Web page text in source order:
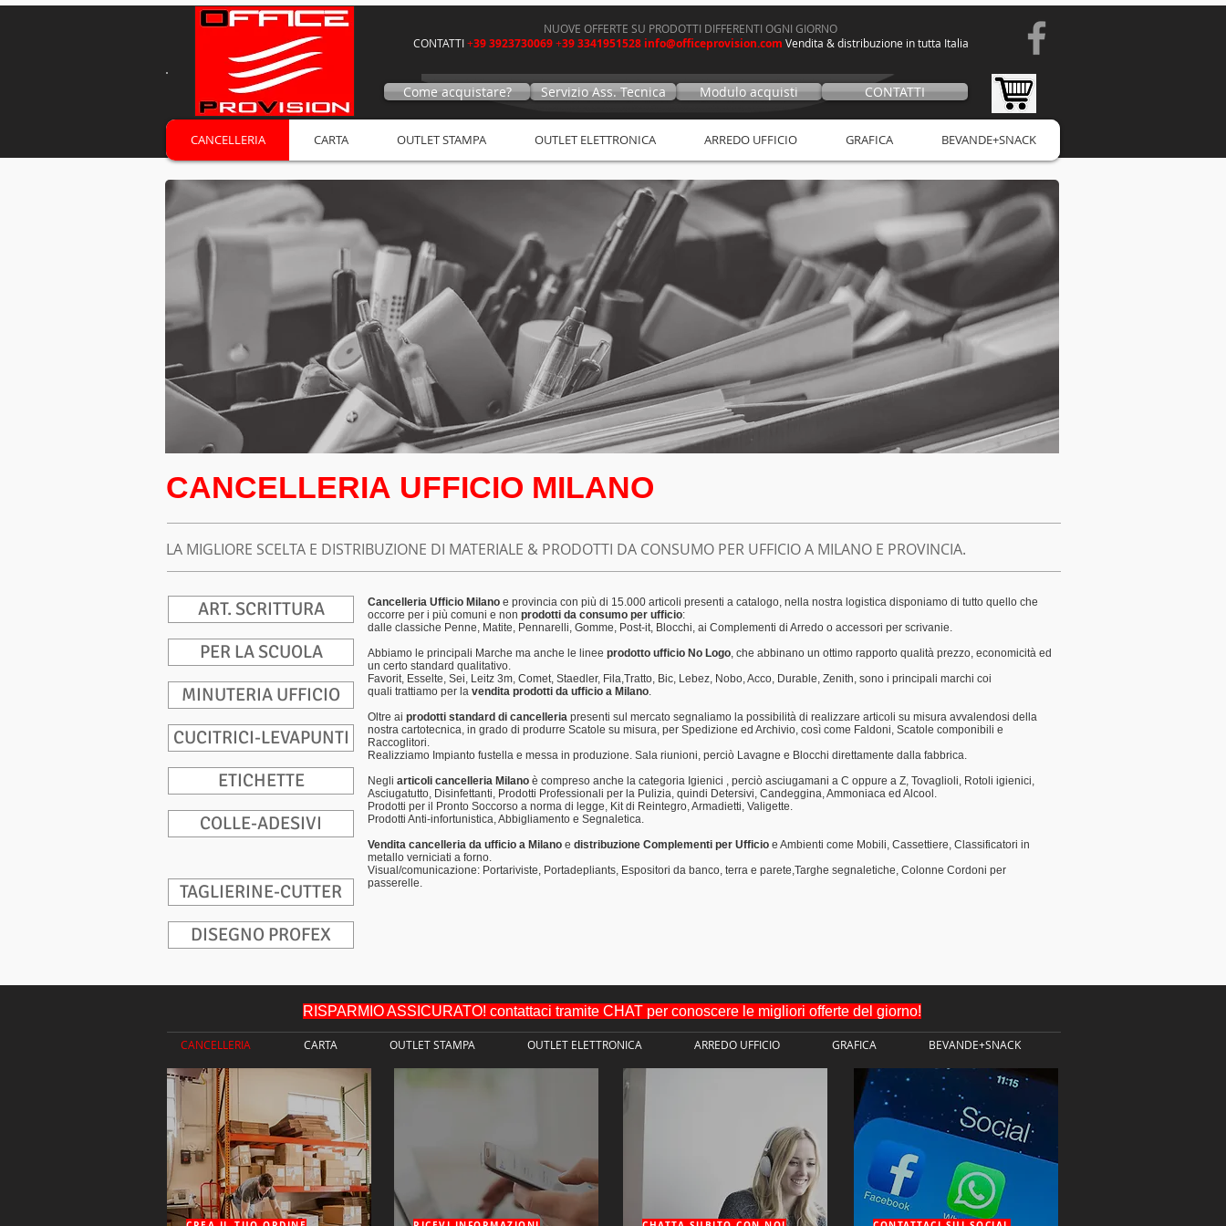
Modulo acquisti
Servizio Ass. Tecnica
Come acquistare? CONTATTI
NUOVE OFFERTE SU PRODOTTI DIFFERENTI OGNI GIORNO
CONTATTI+39 3923730069+39 3341951528 info@officeprovision.com Vendita & distribuzione in tutta Italia
CANCELLERIA CARTA OUTLET STAMPA OUTLET ELETTRONICA ARREDO UFFICIO GRAFICA BEVANDE+SNACK
CANCELLERIA UFFICIO MILANO
LA MIGLIORE SCELTA E DISTRIBUZIONE DI MATERIALE & PRODOTTI DA CONSUMO PER UFFICIO A MILANO E PROVINCIA.
ART. SCRITTURA
PER LA SCUOLA
MINUTERIA UFFICIO
CUCITRICI-LEVAPUNTI
ETICHETTE
COLLE-ADESIVI
TAGLIERINE-CUTTER
Cancelleria Ufficio Milano e provincia con più di 15.000 articoli presenti a catalogo, nella nostra logistica disponiamo di tutto quello che
occorre per i più comuni e non prodotti da consumo per ufficio:
dalle classiche Penne, Matite, Pennarelli, Gomme, Post-it, Blocchi, ai Complementi di Arredo o accessori per scrivanie.
Abbiamo le principali Marche ma anche le linee prodotto ufficio No Logo, che abbinano un ottimo rapporto qualità prezzo, economicità ed
un certo standard qualitativo.
Favorit, Esselte, Sei, Leitz 3m, Comet, Staedler, Fila,Tratto, Bic, Lebez, Nobo, Acco, Durable, Zenith, sono i principali marchi coi
quali trattiamo per la vendita prodotti da ufficio a Milano.
Oltre ai prodotti standard di cancelleria presenti sul mercato segnaliamo la possibilità di realizzare articoli su misura avvalendosi della
nostra cartotecnica, in grado di produrre Scatole su misura, per Spedizione ed Archivio, così come Faldoni, Scatole componibili e
Raccoglitori.
Realizziamo Impianto fustella e messa in produzione. Sala riunioni, perciò Lavagne e Blocchi direttamente dalla fabbrica.
Negli articoli cancelleria Milano è compreso anche la categoria Igienici , perciò asciugamani a C oppure a Z, Tovaglioli, Rotoli igienici,
Asciugatutto, Disinfettanti, Prodotti Professionali per la Pulizia, quindi Detersivi, Candeggina, Ammoniaca ed Alcool.
Prodotti per il Pronto Soccorso a norma di legge, Kit di Reintegro, Armadietti, Valigette.
Prodotti Anti-infortunistica, Abbigliamento e Segnaletica.
Vendita cancelleria da ufficio a Milano e distribuzione Complementi per Ufficio e Ambienti come Mobili, Cassettiere, Classificatori in
metallo verniciati a forno.
Visual/comunicazione: Portariviste, Portadepliants, Espositori da banco, terra e parete,Targhe segnaletiche, Colonne Cordoni per
passerelle.
DISEGNO PROFEX
RISPARMIO ASSICURATO! contattaci tramite CHAT per conoscere le migliori offerte del giorno!
CANCELLERIA CARTA OUTLET STAMPA OUTLET ELETTRONICA ARREDO UFFICIO GRAFICA BEVANDE+SNACK